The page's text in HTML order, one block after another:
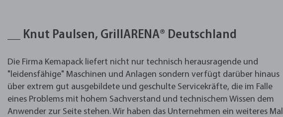
__ Knut Paulsen, GrillARENA® Deutschland
Die Firma Kemapack liefert nicht nur technisch herausragende und
"leidensfähige" Maschinen und Anlagen sondern verfügt darüber hinaus
über extrem gut ausgebildete und geschulte Servicekräfte, die im Falle
eines Problems mit hohem Sachverstand und technischem Wissen dem
Anwender zur Seite stehen. Wir haben das Unternehmen ein weiteres Mal